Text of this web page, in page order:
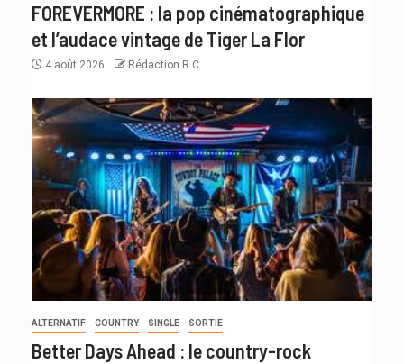
FOREVERMORE : la pop cinématographique
et l’audace vintage de Tiger La Flor
4 août 2026 Rédaction R C
ALTERNATIF COUNTRY SINGLE SORTIE
Better Days Ahead : le country-rock